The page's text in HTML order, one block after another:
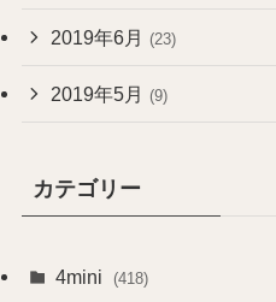
2019年6月 (23)
2019年5月 (9)
カテゴリー
4mini (418)